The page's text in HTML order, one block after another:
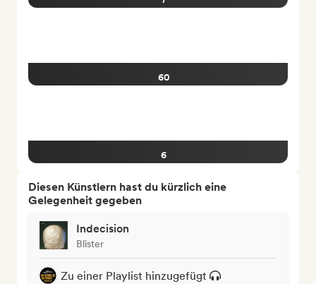
60
6
Diesen Künstlern hast du kürzlich eine
Gelegenheit gegeben
Indecision
Blister
Zu einer Playlist hinzugefügt